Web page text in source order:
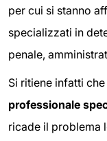
per cui si stanno
specializzati in
penale,
Si ritiene infatti
professionale
ricade il problema